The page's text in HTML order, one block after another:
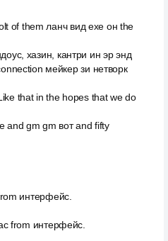
of them ланч вид exe он the
хазин, кантри ин эр энд
мейкер зи нетворк
that in the hopes that we do
and gm gm вот and fifty
интерфейс.
from интерфейс.